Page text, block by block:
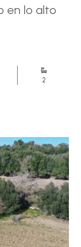
en lo alto
2